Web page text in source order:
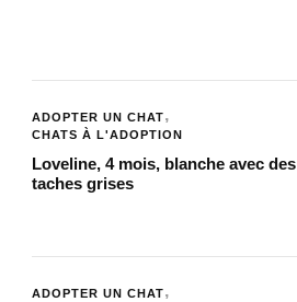
ADOPTER UN CHAT
CHATS À L'ADOPTION
Loveline, 4 mois, blanche avec des
taches grises
ADOPTER UN CHAT